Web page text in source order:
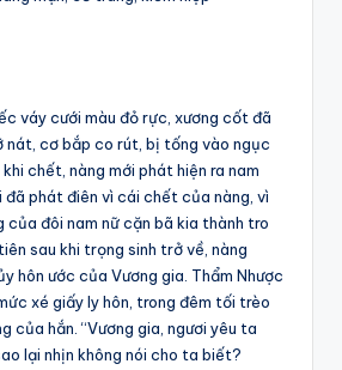
váy cưới màu đỏ rực, xương cốt đã
nát, cơ bắp co rút, bị tống vào ngục
chết, nàng mới phát hiện ra nam
đã phát điên vì cái chết của nàng, vì
của đôi nam nữ cặn bã kia thành tro
sau khi trọng sinh trở về, nàng
hôn ước của Vương gia. Thẩm Nhược
xé giấy ly hôn, trong đêm tối trèo
của hắn. “Vương gia, ngươi yêu ta
lại nhịn không nói cho ta biết?